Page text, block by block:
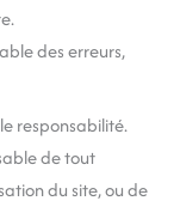
des erreurs,
responsabilité.
de tout
du site, ou de